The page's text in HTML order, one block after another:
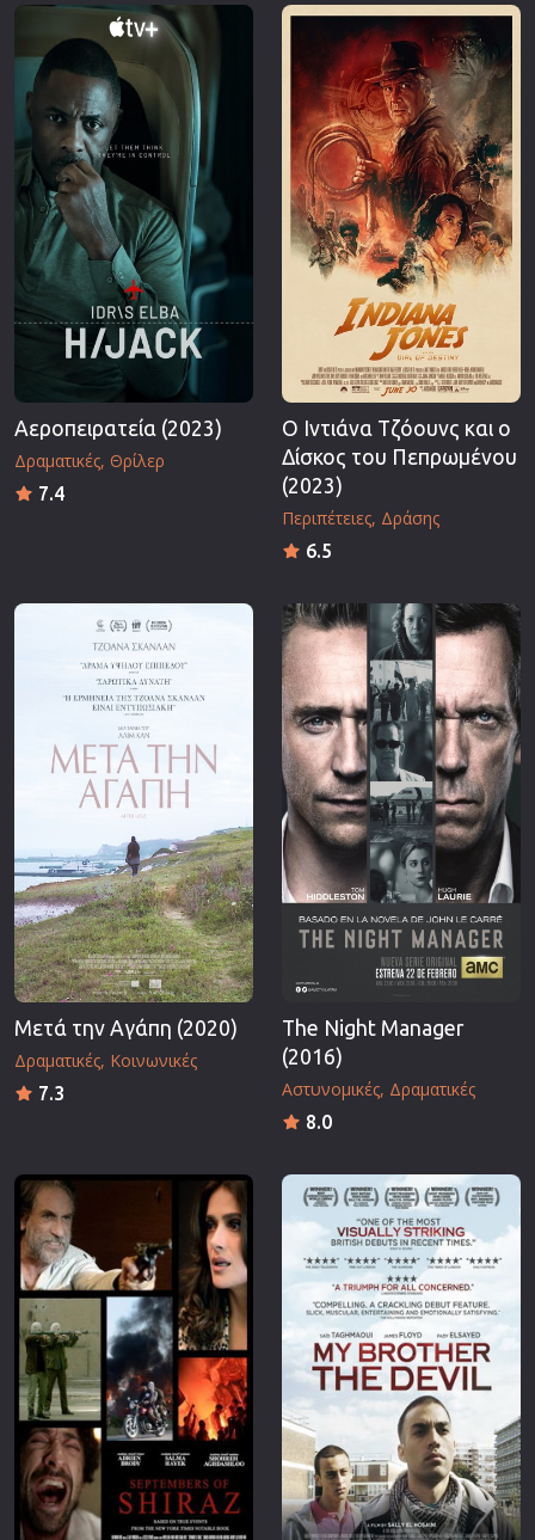
Επιστημονικής Φαντασίας
Ερωτικές
Ευρωπαικός Κινηματογράφος
Θρησκευτικές
Ιστορικές
Καταστροφής
Αεροπειρατεία (2023)
Δραματικές Θρίλερ
7.4
Ο Ιντιάνα Τζόουνς και ο
Δίσκος του Πεπρωμένου
(2023)
Περιπέτειες Δράσης
6.5
Μετά την Αγάπη (2020)
Δραματικές Κοινωνικές
7.3
The Night Manager
(2016)
Αστυνομικές Δραματικές
8.0